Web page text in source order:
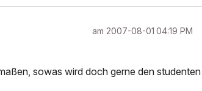
am ‎2007-08-01 04:19 PM
sowas wird doch gerne den studenten